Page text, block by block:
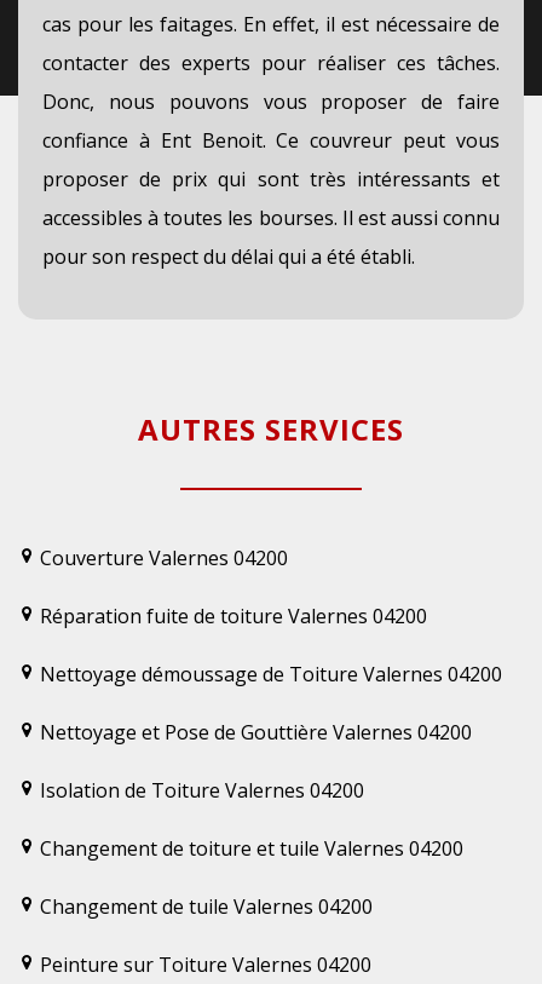
cas pour les faitages. En effet, il est nécessaire de
contacter des experts pour réaliser ces tâches.
Donc, nous pouvons vous proposer de faire
confiance à Ent Benoit. Ce couvreur peut vous
proposer de prix qui sont très intéressants et
accessibles à toutes les bourses. Il est aussi connu
pour son respect du délai qui a été établi.
AUTRES SERVICES
Couverture Valernes 04200
Réparation fuite de toiture Valernes 04200
Nettoyage démoussage de Toiture Valernes 04200
Nettoyage et Pose de Gouttière Valernes 04200
Isolation de Toiture Valernes 04200
Changement de toiture et tuile Valernes 04200
Changement de tuile Valernes 04200
Peinture sur Toiture Valernes 04200